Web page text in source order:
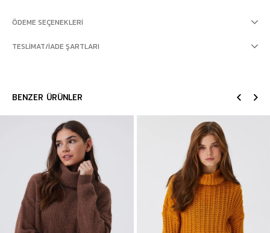
ÖDEME SEÇENEKLERI
TESLIMAT/İADE ŞARTLARI
BENZER ÜRÜNLER